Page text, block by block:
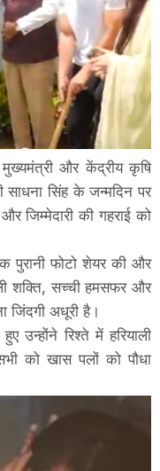
और केंद्रीय कृषि
साधना सिंह के जन्मदिन पर
जिम्मेदारी की गहराई को
पुरानी फोटो शेयर की और
शक्ति, सच्ची हमसफर और
जिंदगी अधूरी है।
उन्होंने रिश्ते में हरियाली
को खास पलों को पौधा